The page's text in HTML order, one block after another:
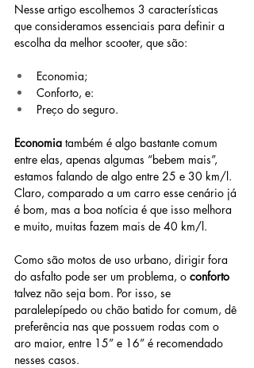
Nesse artigo escolhemos 3 características
que consideramos essenciais para definir a
escolha da melhor scooter, que são:
Economia;
Conforto, e:
Preço do seguro.
Economia também é algo bastante comum
entre elas, apenas algumas “bebem mais”,
estamos falando de algo entre 25 e 30 km/l.
Claro, comparado a um carro esse cenário já
é bom, mas a boa notícia é que isso melhora
e muito, muitas fazem mais de 40 km/l.
Como são motos de uso urbano, dirigir fora
do asfalto pode ser um problema, o conforto
talvez não seja bom. Por isso, se
paralelepípedo ou chão batido for comum, dê
preferência nas que possuem rodas com o
aro maior, entre 15” e 16” é recomendado
nesses casos.